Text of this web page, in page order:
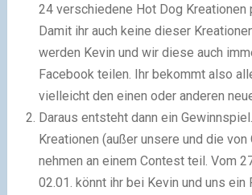
24 verschiedene Hot Dog Kreationen
Damit ihr auch keine dieser
werden Kevin und wir diese auch
Facebook teilen. Ihr bekommt also
vielleicht den einen oder anderen
Daraus entsteht dann ein
Kreationen (außer unsere und die von
nehmen an einem Contest teil. Vom
02.01. könnt ihr bei Kevin und uns ein